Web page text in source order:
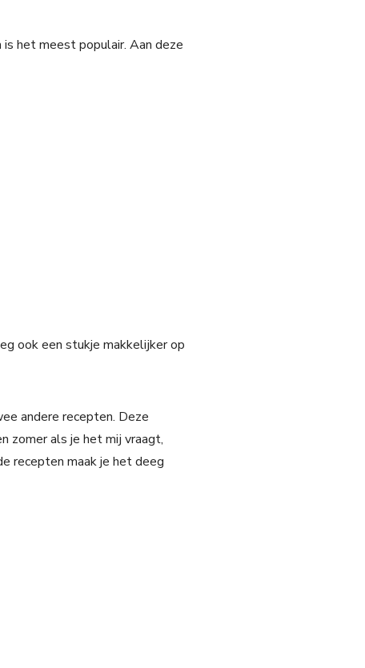
het meest populair. Aan deze
ook een stukje makkelijker op
andere recepten. Deze
zomer als je het mij vraagt,
recepten maak je het deeg